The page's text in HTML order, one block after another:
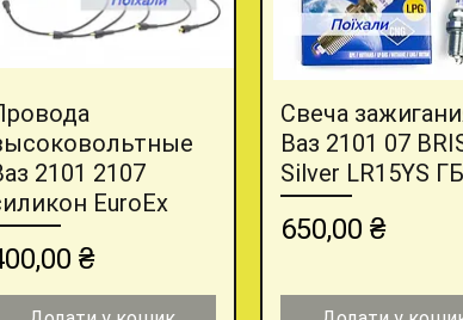
Швидкий перегляд
2101 2107
EuroEx
₴
Швидкий
Свеча
Ваз 2101 07
Silver LR15YS
Ціна
650,00 ₴